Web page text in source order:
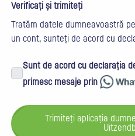
Verificați și trimiteți
Tratăm datele dumneavoastră
un cont, sunteți de acord cu
Sunt de acord cu declarația
primesc mesaje prin
Trimiteți aplicația